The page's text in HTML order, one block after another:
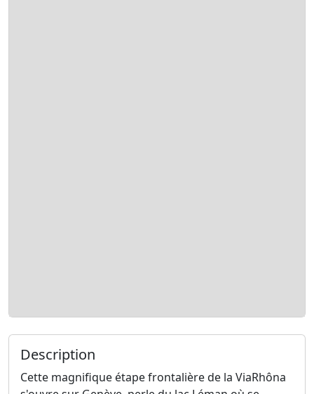
Description
Cette magnifique étape frontalière de la ViaRhôna